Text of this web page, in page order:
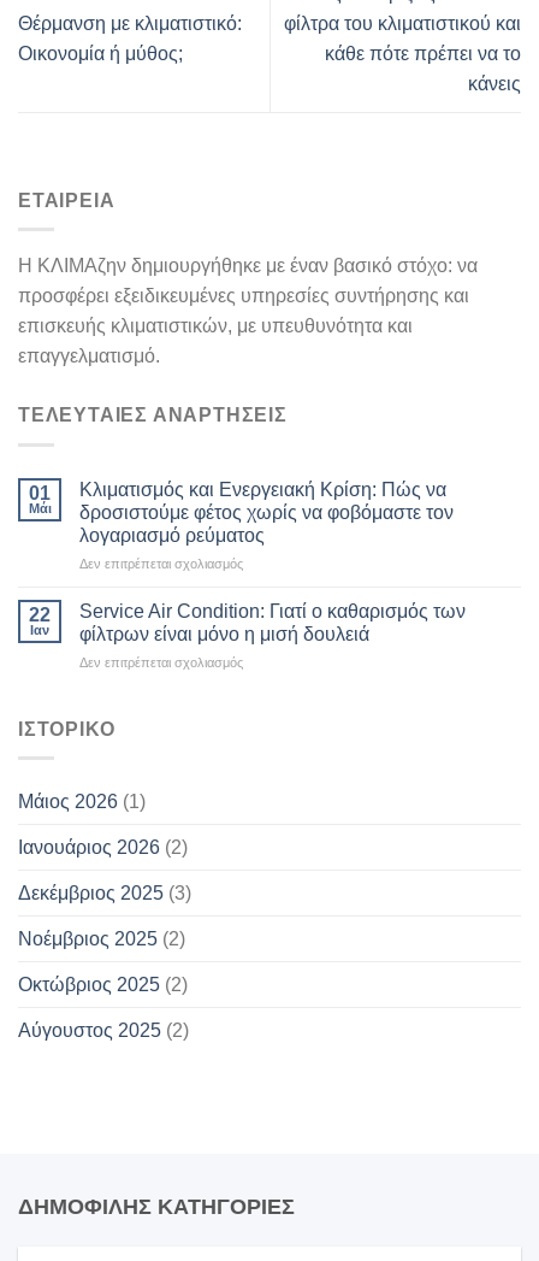
Θέρμανση με κλιματιστικό:
Οικονομία ή μύθος;
φίλτρα του κλιματιστικού και
κάθε πότε πρέπει να το
κάνεις
ΕΤΑΙΡΕΙΑ
Η ΚΛΙΜΑζην δημιουργήθηκε με έναν βασικό στόχο: να
προσφέρει εξειδικευμένες υπηρεσίες συντήρησης και
επισκευής κλιματιστικών, με υπευθυνότητα και
επαγγελματισμό.
ΤΕΛΕΥΤΑΙΕΣ ΑΝΑΡΤΗΣΕΙΣ
01
Μάι
Κλιματισμός και Ενεργειακή Κρίση: Πώς να
δροσιστούμε φέτος χωρίς να φοβόμαστε τον
λογαριασμό ρεύματος
Δεν επιτρέπεται σχολιασμόςστο
Ενεργειακή
Κρίση:
Πώς
22
Ιαν
Service Air Condition: Γιατί ο καθαρισμός των
φίλτρων είναι μόνο η μισή δουλειά
Δεν επιτρέπεται σχολιασμόςστο
ΙΣΤΟΡΙΚΌ
Μάιος 2026 (1)
Ιανουάριος 2026 (2)
Δεκέμβριος 2025 (3)
Νοέμβριος 2025 (2)
Οκτώβριος 2025 (2)
Αύγουστος 2025 (2)
ΔΗΜΟΦΙΛΗΣ ΚΑΤΗΓΟΡΙΕΣ